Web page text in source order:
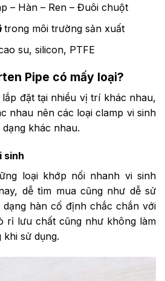
– Hàn – Ren – Đuôi chuột
trong môi trường sản xuất
su, silicon, PTFE
Pipe có mấy loại?
đặt tại nhiều vị trí khác nhau,
nhau nên các loại clamp vi sinh
khác nhau.
sinh
loại khớp nối nhanh vi sinh
dễ tìm mua cũng như dễ sử
dạng hàn cố định chắc chắn với
rỉ lưu chất cũng như không làm
khi sử dụng.